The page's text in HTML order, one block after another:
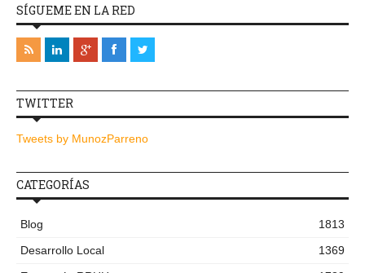
SÍGUEME EN LA RED
TWITTER
Tweets by MunozParreno
CATEGORÍAS
Blog
1813
Desarrollo Local
1369